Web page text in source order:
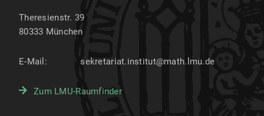
Theresienstr. 39
80333 München
E-Mail: sekretariat.institut@math.lmu.de
Zum LMU-Raumfinder